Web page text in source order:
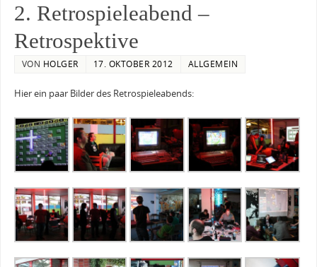
2. Retrospieleabend –
Retrospektive
VON HOLGER 17. OKTOBER 2012 ALLGEMEIN
Hier ein paar Bilder des Retrospieleabends: